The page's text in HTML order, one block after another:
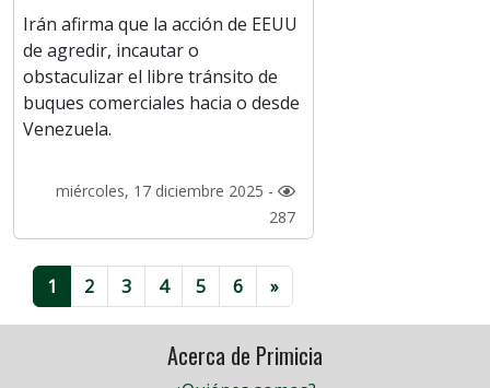
Irán afirma que la acción de EEUU
de agredir, incautar o
obstaculizar el libre tránsito de
buques comerciales hacia o desde
Venezuela.
miércoles, 17 diciembre 2025 -
287
1 2 3 4 5 6 »
Acerca de Primicia